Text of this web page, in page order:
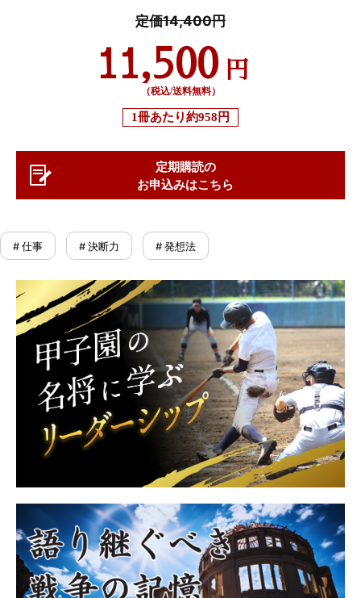
定価14,400円
11,500 円
（税込/送料無料）
1冊あたり約958円
定期購読の
お申込みはこちら
# 仕事 # 決断力 # 発想法